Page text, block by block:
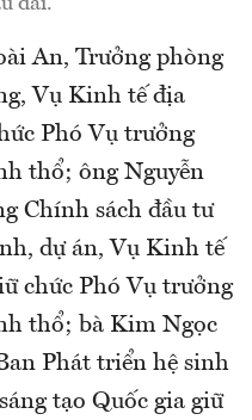
An, Trưởng phòng
Vụ Kinh tế địa
Phó Vụ trưởng
thổ; ông Nguyễn
Chính sách đầu tư
dự án, Vụ Kinh tế
chức Phó Vụ trưởng
thổ; bà Kim Ngọc
Phát triển hệ sinh
tạo Quốc gia giữ